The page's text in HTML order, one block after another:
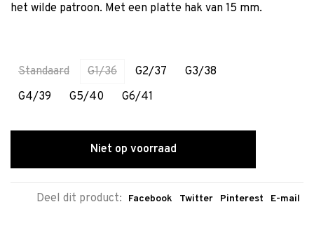
het wilde patroon. Met een platte hak van 15 mm.
Standaard G1/36 G2/37
G3/38
G4/39
G5/40 G6/41
Niet op voorraad
Deel dit product: Facebook Twitter Pinterest E-mail